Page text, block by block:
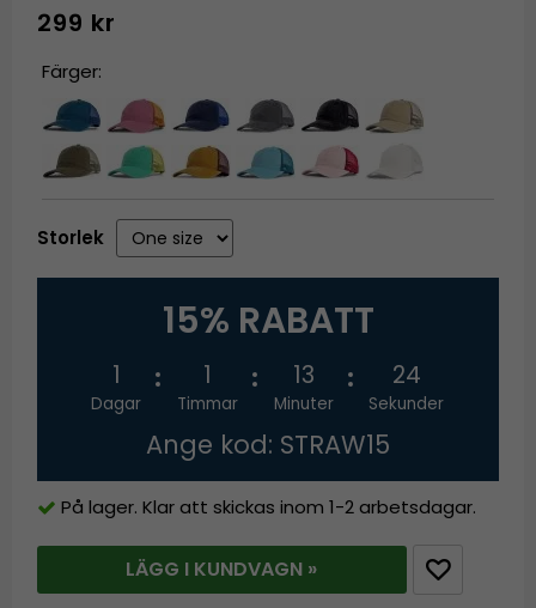
299 kr
Färger:
Storlek
15% RABATT
1
Dagar
1
Timmar
13
Minuter
24
Sekunder
Ange kod: STRAW15
På lager. Klar att skickas inom 1-2 arbetsdagar.
LÄGG I KUNDVAGN »